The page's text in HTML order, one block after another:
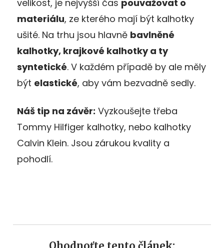
velikost, je nejvyšší čas pouvažovat o
materiálu, ze kterého mají být kalhotky
ušité. Na trhu jsou hlavně bavlněné
kalhotky, krajkové kalhotky a ty
syntetické. V každém případě by ale měly
být elastické, aby vám bezvadně sedly.
Náš tip na závěr: Vyzkoušejte třeba
Tommy Hilfiger kalhotky, nebo kalhotky
Calvin Klein. Jsou zárukou kvality a
pohodlí.